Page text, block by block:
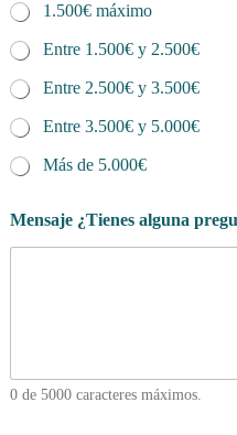
1.500€ máximo
Entre 1.500€ y 2.500€
Entre 2.500€ y 3.500€
Entre 3.500€ y 5.000€
Más de 5.000€
Mensaje ¿Tienes alguna
0 de 5000 caracteres máximos.